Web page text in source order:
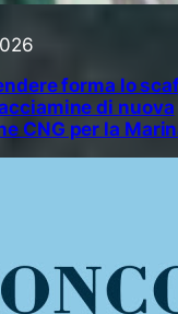
forma lo
di nuova
CNG per la